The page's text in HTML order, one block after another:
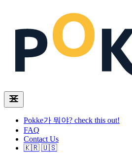
Pokke가 뭐야? check this out!
FAQ
Contact Us
🇰🇷 🇺🇸